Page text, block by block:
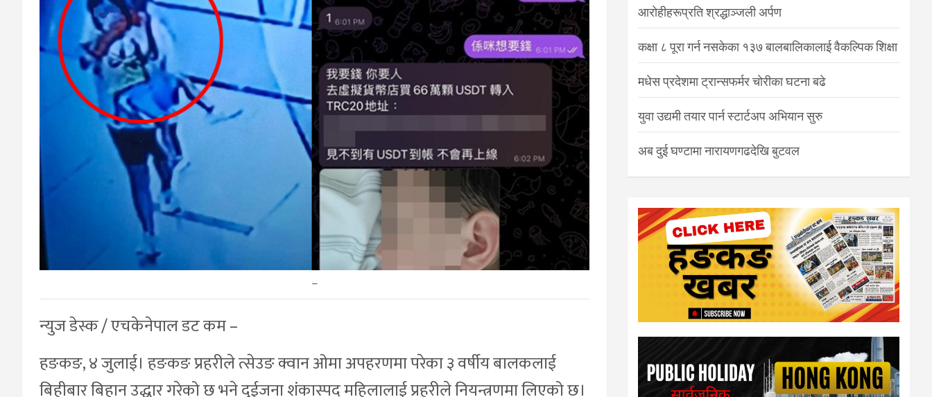
–
न्युज डेस्क / एचकेनेपाल डट कम –
हङकङ, ४ जुलाई। हङकङ प्रहरीले त्सेउङ क्वान ओमा अपहरणमा परेका ३ वर्षीय बालकलाई
बिहीबार बिहान उद्धार गरेको छ भने दुईजना शंकास्पद महिलालाई प्रहरीले नियन्त्रणमा लिएको छ।
आरोहीहरूप्रति श्रद्धाञ्जली अर्पण
कक्षा ८ पूरा गर्न नसकेका १३७ बालबालिकालाई वैकल्पिक शिक्षा
मधेस प्रदेशमा ट्रान्सफर्मर चोरीका घटना बढे
युवा उद्यमी तयार पार्न स्टार्टअप अभियान सुरु
अब दुई घण्टामा नारायणगढदेखि बुटवल